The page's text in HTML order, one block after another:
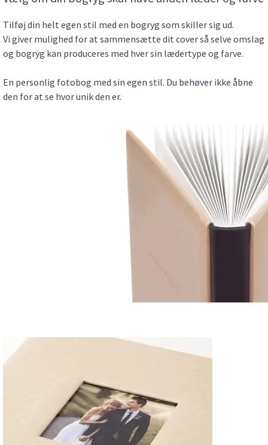
Tilføj din helt egen stil med en bogryg som skiller sig ud.
Vi giver mulighed for at sammensætte dit cover så selve omslag
og bogryg kan produceres med hver sin lædertype og farve.
En personlig fotobog med sin egen stil. Du behøver ikke åbne
den for at se hvor unik den er.